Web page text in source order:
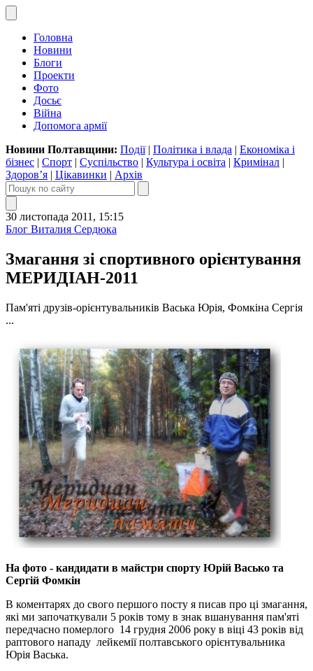
Головна
Новини
Блоги
Проекти
Фото
Досьє
Війна
Допомога армії
Новини Полтавщини: Події| Політика і влада | Економіка і
бізнес | Спорт | Суспільство | Культура і освіта | Кримінал |
Здоров’я | Цікавинки | Архів
30 листопада 2011, 15:15
Блог Виталия Сердюка
Змагання зі спортивного орієнтування
МЕРИДІАН-2011
Пам'яті друзів-орієнтувальників Васька Юрія, Фомкіна Сергія
...
На фото - кандидати в майстри спорту Юрій Васько та
Сергій Фомкін
В коментарях до свого першого посту я писав про ці змагання,
які ми започаткували 5 років тому в знак вшанування пам'яті
передчасно померлого 14 грудня 2006 року в віці 43 років від
раптового нападу лейкемії полтавського орієнтувальника
Юрія Васька.